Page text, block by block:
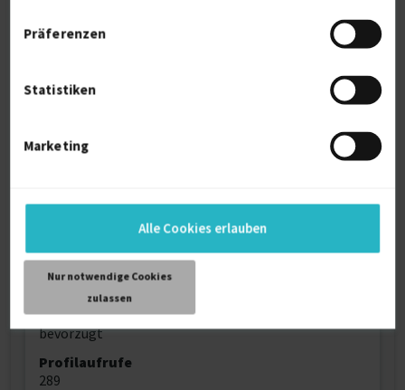
Präferenzen
Statistiken
Marketing
Alle Cookies erlauben
Nur notwendige Cookies
zulassen
SmartHome Loxone & KNX
Sprache
Reisebereitschaft
Umkreis (bis 200 km)
Arbeitserlaubnis
Europäische Union
Home-Office
bevorzugt
Profilaufrufe
289